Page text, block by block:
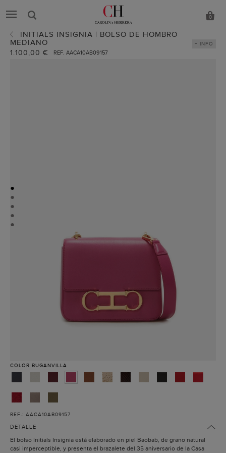
0
INITIALS INSIGNIA | BOLSO DE HOMBRO
MEDIANO
1.100,00 € REF. AACA10AB09157
+ INFO
●
●
●
●
●
COLOR BUGANVILLA
REF.: AACA10AB09157
DETALLE
El bolso Initials Insignia está elaborado en piel Baobab, de grano natural
casi imperceptible, y presenta el brazalete del 35 aniversario de la Casa